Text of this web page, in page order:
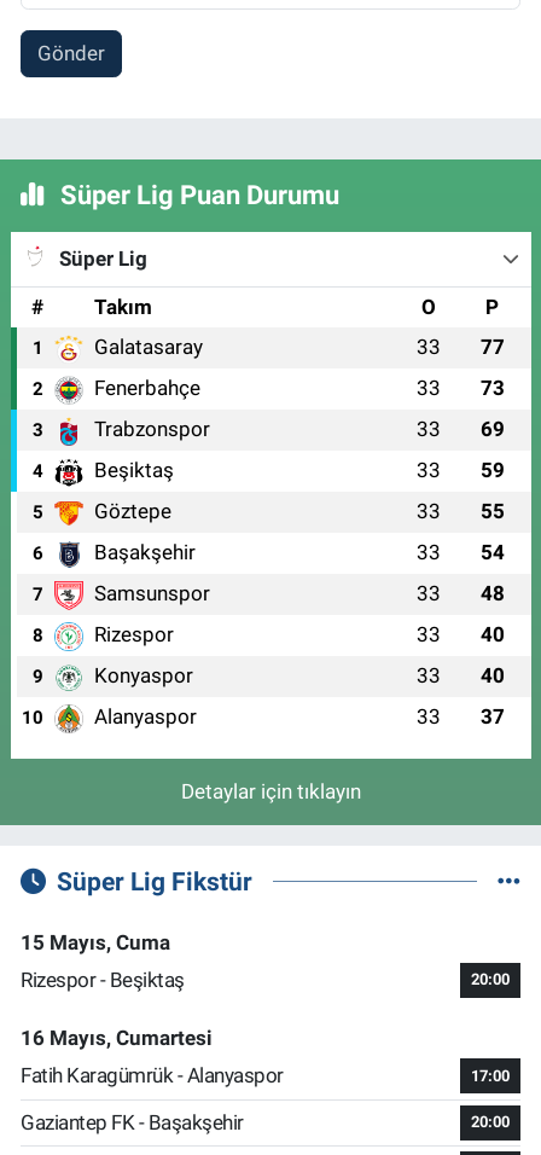
Gönder
Süper Lig Puan Durumu
Süper Lig
#
Takım O P
1 Galatasaray 33 77
2 Fenerbahçe 33 73
3 Trabzonspor 33 69
4 Beşiktaş 33 59
5 Göztepe 33 55
6 Başakşehir 33 54
7 Samsunspor 33 48
8 Rizespor 33 40
9 Konyaspor 33 40
10 Alanyaspor 33 37
Detaylar için tıklayın
Süper Lig Fikstür
15 Mayıs, Cuma
Rizespor - Beşiktaş
20:00
16 Mayıs, Cumartesi
Fatih Karagümrük - Alanyaspor
17:00
Gaziantep FK - Başakşehir 20:00